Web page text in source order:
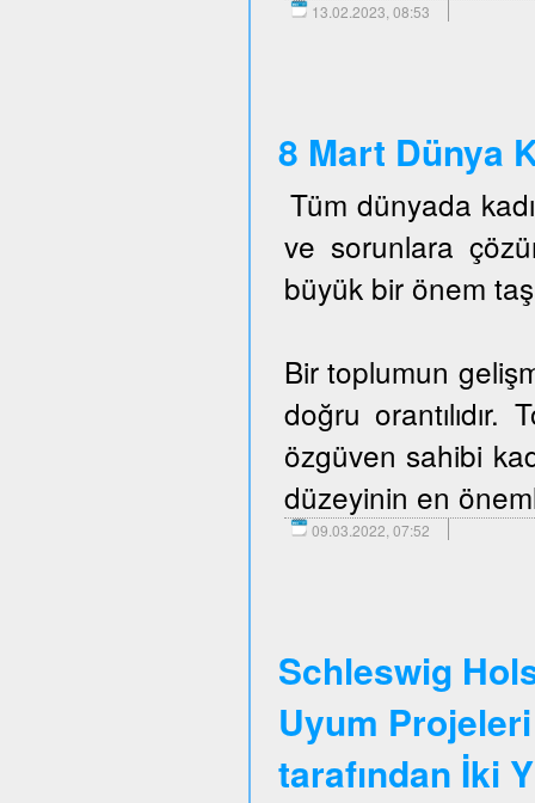
13.02.2023, 08:53
8 Mart Dünya
Tüm dünyada
ve sorunlara
büyük bir önem
Bir toplumun
doğru
özgüven sahibi
düzeyinin en
09.03.2022, 07:52
Schleswig
Uyum
tarafından İki